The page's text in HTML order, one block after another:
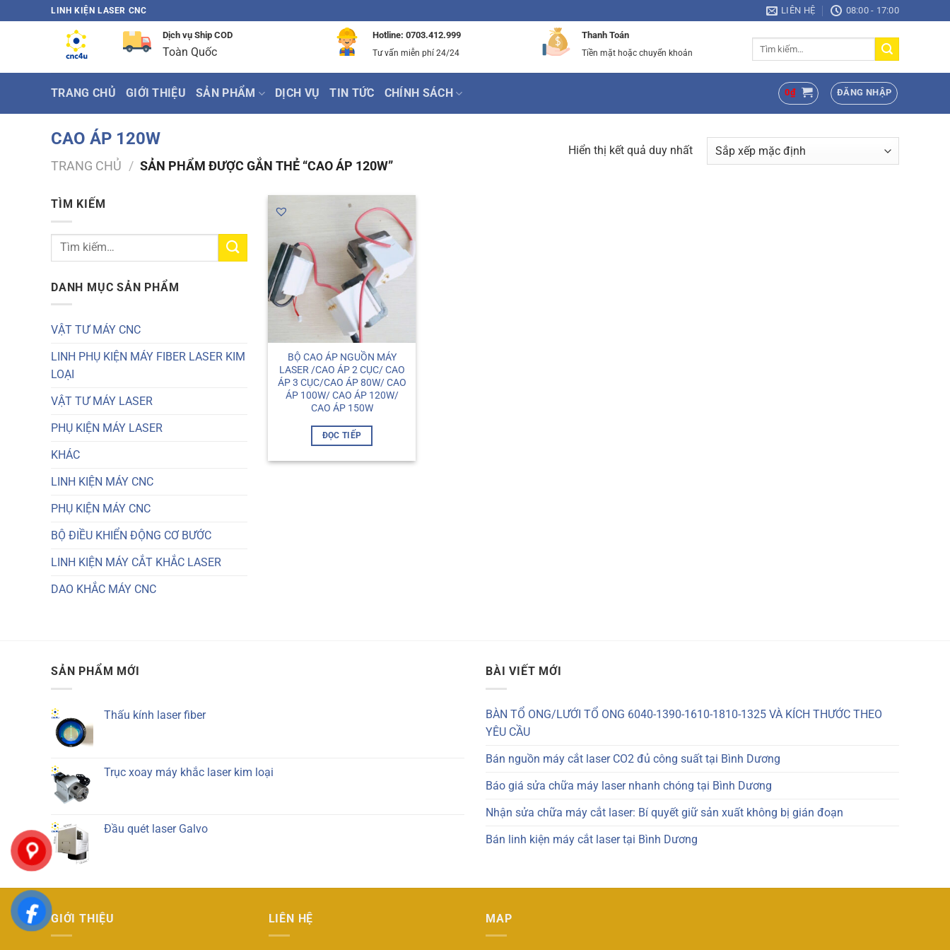
qua
LINH KIỆN LASER CNC LIÊN HỆ 08:00 - 17:00
Dịch vụ Ship COD
Toàn Quốc
Hotline: 0703.412.999
Tư vấn miễn phí 24/24
Thanh Toán
Tiền mặt hoặc chuyển khoản
TRANG CHỦ GIỚI THIỆU SẢN PHẨM DỊCH VỤ TIN TỨC CHÍNH SÁCH 0₫ ĐĂNG NHẬP
CAO ÁP 120W
TRANG CHỦ / SẢN PHẨM ĐƯỢC GẮN THẺ “CAO ÁP 120W”
Hiển thị kết quả duy nhất
TÌM KIẾM
Tìm
DANH MỤC SẢN PHẨM
VẬT TƯ MÁY CNC
LINH PHỤ KIỆN MÁY FIBER LASER KIM
LOẠI
VẬT TƯ MÁY LASER
PHỤ KIỆN MÁY LASER
KHÁC
LINH KIỆN MÁY CNC
PHỤ KIỆN MÁY CNC
BỘ ĐIỀU KHIỂN ĐỘNG CƠ BƯỚC
LINH KIỆN MÁY CẮT KHẮC LASER
DAO KHẮC MÁY CNC
BỘ CAO ÁP NGUỒN MÁY
LASER /CAO ÁP 2 CỤC/ CAO
ÁP 3 CỤC/CAO ÁP 80W/ CAO
ÁP 100W/ CAO ÁP 120W/
CAO ÁP 150W
ĐỌC TIẾP
SẢN PHẨM MỚI
Thấu kính laser fiber
Trục xoay máy khắc laser kim loại
Đầu quét laser Galvo
BÀI VIẾT MỚI
BÀN TỔ ONG/LƯỚI TỔ ONG 6040-1390-1610-1810-1325 VÀ KÍCH THƯỚC THEO
YÊU CẦU
Bán nguồn máy cắt laser CO2 đủ công suất tại Bình Dương
Báo giá sửa chữa máy laser nhanh chóng tại Bình Dương
Nhận sửa chữa máy cắt laser: Bí quyết giữ sản xuất không bị gián đoạn
Bán linh kiện máy cắt laser tại Bình Dương
GIỚI THIỆU LIÊN HỆ MAP